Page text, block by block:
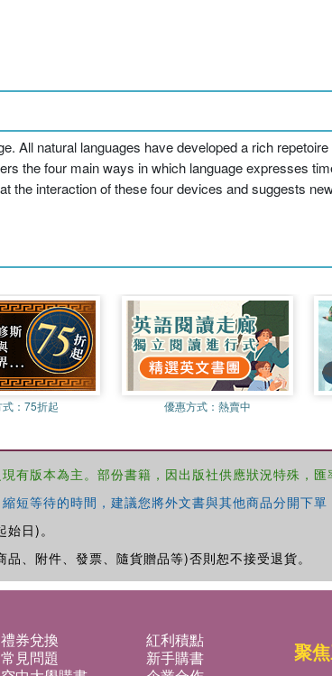
All natural languages have developed a rich
the four main ways in which language expresses
the interaction of these four devices and suggests
式：75折起 優惠方式： 熱賣中
版本為主。部份書籍，因出版社供應狀況特殊，匯
等待的時間，建議您將外文書與其他商品分開下
日)。
、附件、發票、隨貨贈品等)否則恕不接受退貨。
禮券兌換
紅利積點
常見問題
新手購書
聚